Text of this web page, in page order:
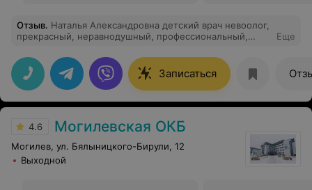
Отзыв. Наталья Александровна детский врач невоолог,
прекрасный, неравнодушный, профессиональный,
докторов. Рекомендую!
Еще
Записаться
4.6 Могилевская ОКБ
Могилев, ул. Бялыницкого-Бирули, 12
Выходной